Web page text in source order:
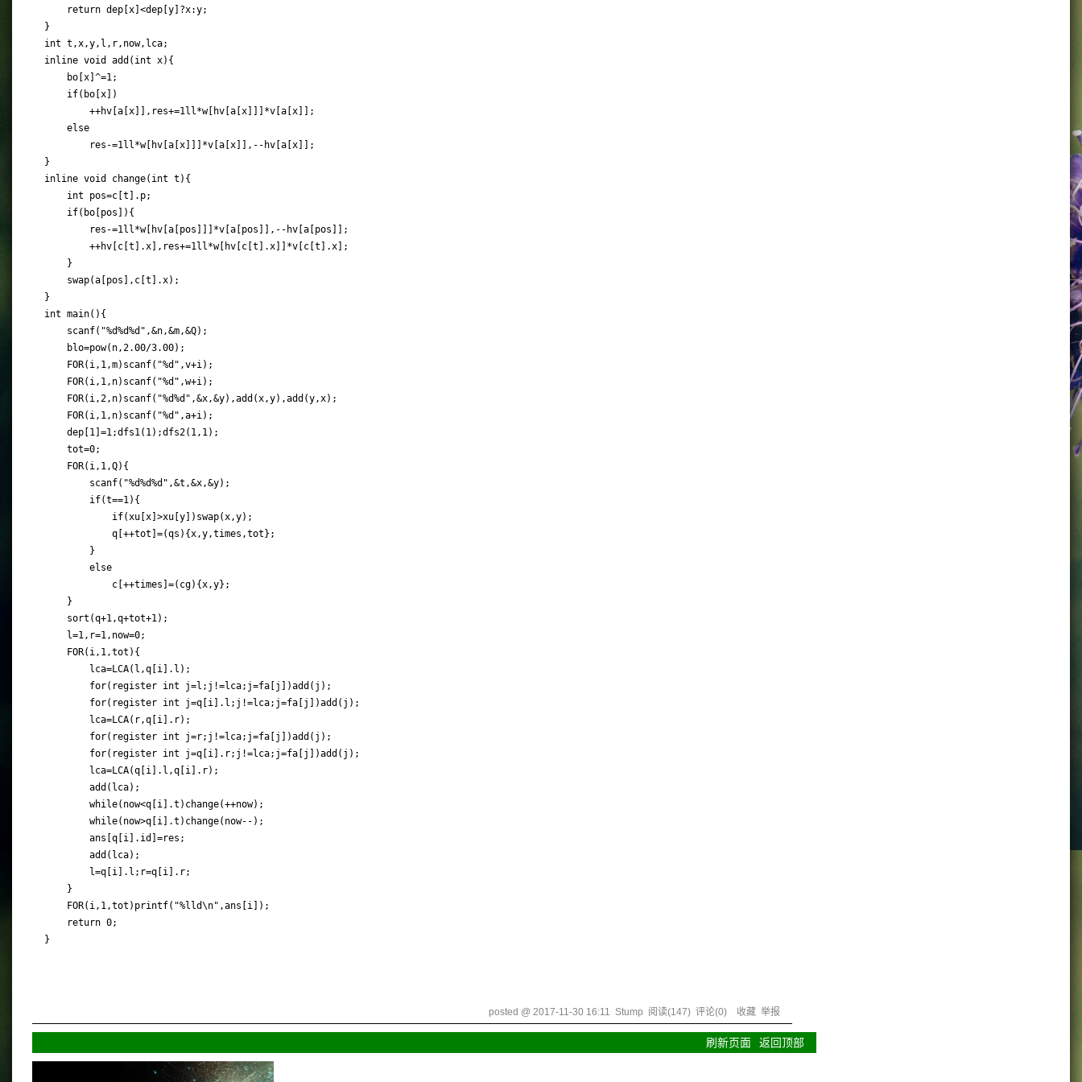
    return dep[x]<dep[y]?x:y;
}
int t,x,y,l,r,now,lca;
inline void add(int x){
    bo[x]^=1;
    if(bo[x])
        ++hv[a[x]],res+=1ll*w[hv[a[x]]]*v[a[x]];
    else
        res-=1ll*w[hv[a[x]]]*v[a[x]],--hv[a[x]];
}
inline void change(int t){
    int pos=c[t].p;
    if(bo[pos]){
        res-=1ll*w[hv[a[pos]]]*v[a[pos]],--hv[a[pos]];
        ++hv[c[t].x],res+=1ll*w[hv[c[t].x]]*v[c[t].x];
    }
    swap(a[pos],c[t].x);
}
int main(){
    scanf("%d%d%d",&n,&m,&Q);
    blo=pow(n,2.00/3.00);
    FOR(i,1,m)scanf("%d",v+i);
    FOR(i,1,n)scanf("%d",w+i);
    FOR(i,2,n)scanf("%d%d",&x,&y),add(x,y),add(y,x);
    FOR(i,1,n)scanf("%d",a+i);
    dep[1]=1;dfs1(1);dfs2(1,1);
    tot=0;
    FOR(i,1,Q){
        scanf("%d%d%d",&t,&x,&y);
        if(t==1){
            if(xu[x]>xu[y])swap(x,y);
            q[++tot]=(qs){x,y,times,tot};
        }
        else
            c[++times]=(cg){x,y};
    }
    sort(q+1,q+tot+1);
    l=1,r=1,now=0;
    FOR(i,1,tot){
        lca=LCA(l,q[i].l);
        for(register int j=l;j!=lca;j=fa[j])add(j);
        for(register int j=q[i].l;j!=lca;j=fa[j])add(j);
        lca=LCA(r,q[i].r);
        for(register int j=r;j!=lca;j=fa[j])add(j);
        for(register int j=q[i].r;j!=lca;j=fa[j])add(j);
        lca=LCA(q[i].l,q[i].r);
        add(lca);
        while(now<q[i].t)change(++now);
        while(now>q[i].t)change(now--);
        ans[q[i].id]=res;
        add(lca);
        l=q[i].l;r=q[i].r;
    }
    FOR(i,1,tot)printf("%lld\n",ans[i]);
    return 0;
posted @ 2017-11-30 16:11 Stump 阅读(147) 评论(0) 收藏 举报
刷新页面 返回顶部